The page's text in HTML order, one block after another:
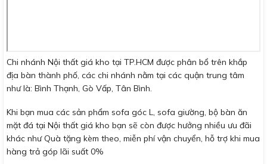
Chi nhánh Nội thất giá kho tại TP.HCM được phân bổ trên khắp
địa bàn thành phố, các chi nhánh nằm tại các quận trung tâm
như là: Bình Thạnh, Gò Vấp, Tân Bình.
Khi bạn mua các sản phẩm sofa góc L, sofa giường, bộ bàn ăn
mặt đá tại Nội thất giá kho bạn sẽ còn được hưởng nhiều ưu đãi
khác như Quà tặng kèm theo, miễn phí vận chuyển, hỗ trợ khi mua
hàng trả góp lãi suất 0%